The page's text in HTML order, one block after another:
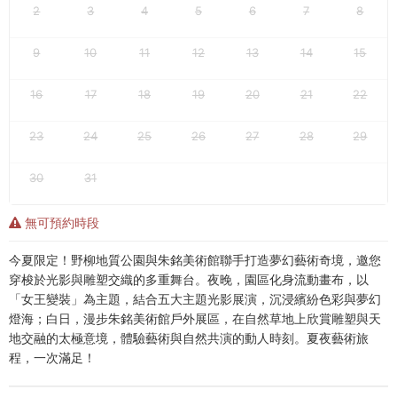
銘
美
術
館
門
票
-
朱
2 3 4 5 6 7 8
9 10 11 12 13 14 15
16 17 18 19 20 21 22
23 24 25 26 27 28 29
30 31
無可預約時段
今夏限定！野柳地質公園與朱銘美術館聯手打造夢幻藝術奇境，邀您
穿梭於光影與雕塑交織的多重舞台。夜晚，園區化身流動畫布，以
「女王變裝」為主題，結合五大主題光影展演，沉浸繽紛色彩與夢幻
燈海；白日，漫步朱銘美術館戶外展區，在自然草地上欣賞雕塑與天
地交融的太極意境，體驗藝術與自然共演的動人時刻。夏夜藝術旅
程，一次滿足！